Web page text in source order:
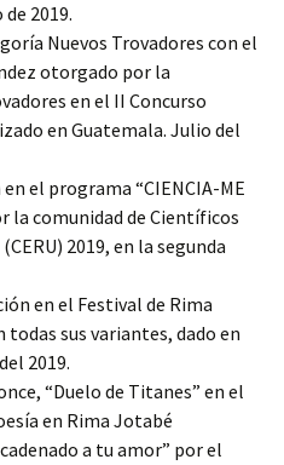
2019.
Nuevos Trovadores con el
otorgado por la
en el II Concurso
en Guatemala. Julio del
el programa “CIENCIA-ME
la comunidad de Científicos
2019, en la segunda
en el Festival de Rima
sus variantes, dado en
2019.
“Duelo de Titanes” en el
en Rima Jotabé
a tu amor” por el